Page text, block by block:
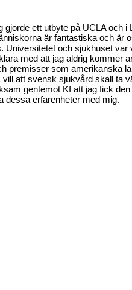
gjorde ett utbyte på UCLA och i
är fantastiska och är
Universitetet och sjukhuset var
med att jag aldrig kommer
premisser som amerikanska
vill att svensk sjukvård skall ta
gentemot KI att jag fick
dessa erfarenheter med mig.